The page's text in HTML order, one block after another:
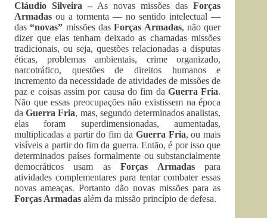
Cláudio Silveira – As novas missões dasForças
Armadas ou a tormenta — no sentido intelectual —
das“novas” missões dasForças Armadas, não quer
dizer que elas tenham deixado as chamadas missões
tradicionais, ou seja, questões relacionadas a disputas
éticas, problemas ambientais, crime organizado,
narcotráfico, questões de direitos humanos e
incremento da necessidade de atividades de missões de
paz e coisas assim por causa do fim da Guerra Fria.
Não que essas preocupações não existissem na época
daGuerra Fria, mas, segundo determinados analistas,
elas foram superdimensionadas, aumentadas,
multiplicadas a partir do fim da Guerra Fria, ou mais
visíveis a partir do fim da guerra. Então, é por isso que
determinados países formalmente ou substancialmente
democráticos usam asForças Armadaspara
atividades complementares para tentar combater essas
novas ameaças. Portanto dão novas missões para as
Forças Armadas além da missão princípio de defesa.